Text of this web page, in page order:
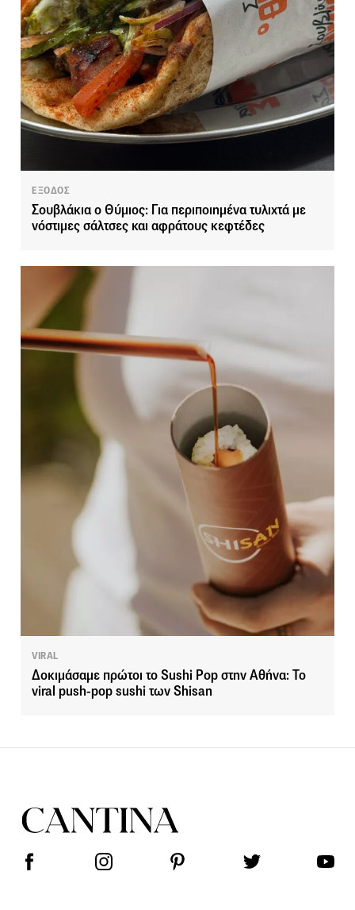
ΕΞΟΔΟΣ
Σουβλάκια ο Θύμιος: Για περιποιημένα τυλιχτά με
νόστιμες σάλτσες και αφράτους κεφτέδες
VIRAL
Δοκιμάσαμε πρώτοι το Sushi Pop στην Αθήνα: Το
viral push-pop sushi των Shisan